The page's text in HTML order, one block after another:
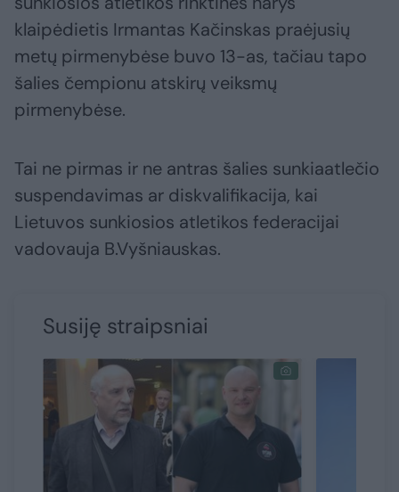
klaipėdietis Irmantas Kačinskas praėjusių
metų pirmenybėse buvo 13-as, tačiau tapo
šalies čempionu atskirų veiksmų
pirmenybėse.
Tai ne pirmas ir ne antras šalies sunkiaatlečio
suspendavimas ar diskvalifikacija, kai
Lietuvos sunkiosios atletikos federacijai
vadovauja B.Vyšniauskas.
Susiję straipsniai